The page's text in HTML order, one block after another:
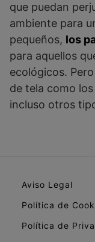
que puedan
ambiente para
pequeños, los
para aquellos
ecológicos.
de tela como los
incluso otros
Aviso Legal
Política de
Política de